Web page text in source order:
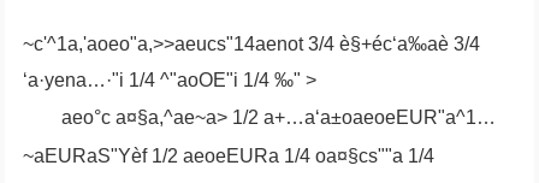
~c'^1a,'aoeo"a,>>aeucs"14aenot 3/4 è§+éc‘a‰aè 3/4
‘a·yena…·"i 1/4 ^"aoOE"i 1/4 ‰" >
aeo°c a¤§a,^ae~a> 1/2 a+…a‘a±oaeoeEUR"a^1…
~aEURaS"Yèf 1/2 aeoeEURa 1/4 oa¤§cs""a 1/4